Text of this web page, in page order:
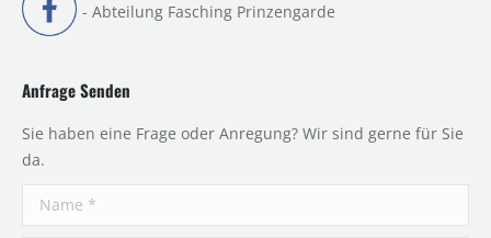
- Abteilung Fasching Prinzengarde
Anfrage Senden
Sie haben eine Frage oder Anregung? Wir sind gerne für Sie
da.
Name *